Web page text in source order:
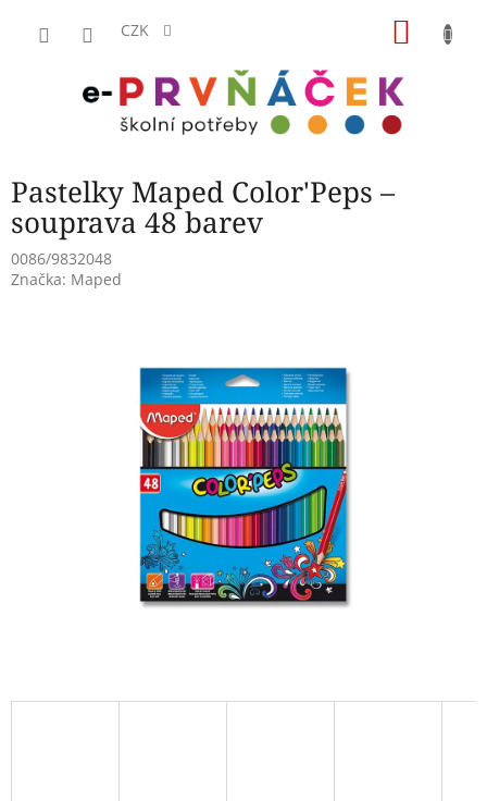
CZK
Pastelky Maped Color'Peps –
souprava 48 barev
0086/9832048
Značka: Maped